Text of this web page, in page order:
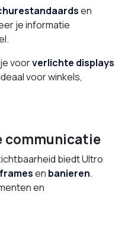
en
je informatie
voorverlichte displays
voor winkels,
communicatie
biedt Ultro
en banieren.
en